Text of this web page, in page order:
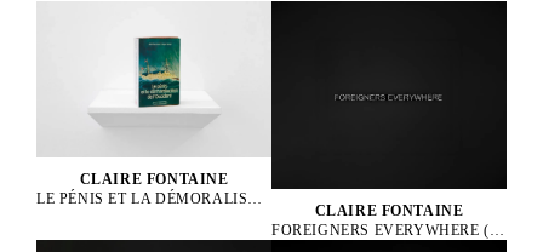
CLAIRE FONTAINE
LE PÉNIS ET LA DÉMORALISATION DE L’OCCIDENT BRICKBAT, 2024
CLAIRE FONTAINE
FOREIGNERS EVERYWHERE (ENGLISH), 2005